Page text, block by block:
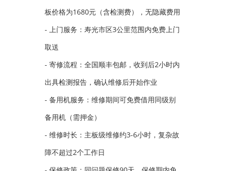
板价格为1680元（含检测费），无隐藏费用
- 上门服务：寿光市区3公里范围内免费上门
取送
- 寄修流程：全国顺丰包邮，收到后2小时内
出具检测报告，确认维修后开始作业
- 备用机服务：维修期间可免费借用同级别
备用机（需押金）
- 维修时长：主板级维修约3-6小时，复杂故
障不超过2个工作日